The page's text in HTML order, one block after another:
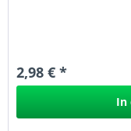
2,98 € *
In